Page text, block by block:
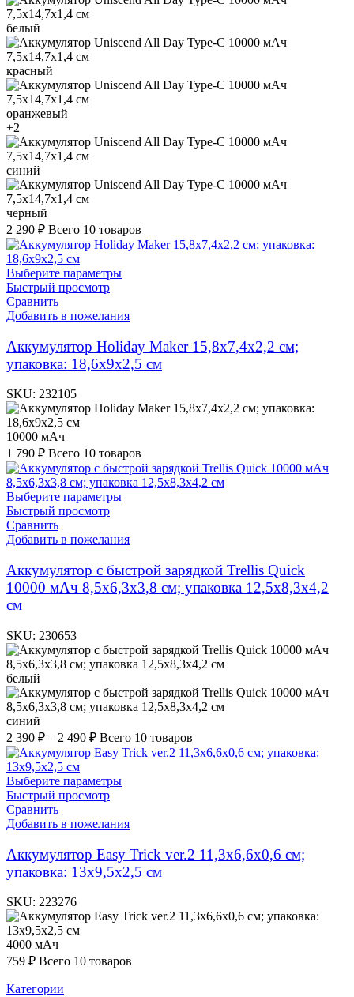
белый
красный
оранжевый
+2
синий
черный
2 290 ₽ Всего 10 товаров
Выберите параметры
Быстрый просмотр
Сравнить
Добавить в пожелания
Аккумулятор Holiday Maker 15,8х7,4х2,2 см;
упаковка: 18,6х9х2,5 см
SKU: 232105
10000 мАч
1 790 ₽ Всего 10 товаров
Выберите параметры
Быстрый просмотр
Сравнить
Добавить в пожелания
Аккумулятор c быстрой зарядкой Trellis Quick
10000 мАч 8,5х6,3х3,8 см; упаковка 12,5х8,3х4,2
см
SKU: 230653
белый
синий
2 390 ₽ – 2 490 ₽ Всего 10 товаров
Выберите параметры
Быстрый просмотр
Сравнить
Добавить в пожелания
Аккумулятор Easy Trick ver.2 11,3х6,6х0,6 см;
упаковка: 13х9,5х2,5 см
SKU: 223276
4000 мАч
759 ₽ Всего 10 товаров
Категории